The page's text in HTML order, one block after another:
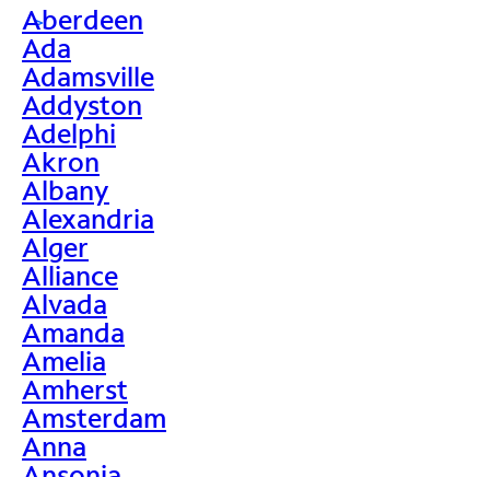
>
Aberdeen
Ada
Adamsville
Addyston
Adelphi
Akron
Albany
Alexandria
Alger
Alliance
Alvada
Amanda
Amelia
Amherst
Amsterdam
Anna